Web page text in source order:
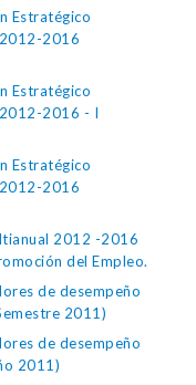
Estratégico
2016
Estratégico
2016 - I
Estratégico
2016
2012 -2016
del Empleo.
de desempeño
2011)
de desempeño
2011)